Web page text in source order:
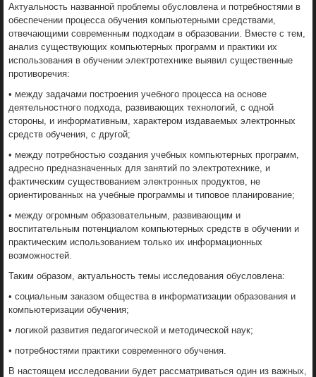
Актуальность названной проблемы обусловлена и потребностями в
обеспечении процесса обучения компьютерными средствами,
отвечающими современным подходам в образовании. Вместе с тем,
анализ существующих компьютерных программ и практики их
использования в обучении электротехнике выявил существенные
противоречия:
• между задачами построения учебного процесса на основе
деятельностного подхода, развивающих технологий, с одной
стороны, и информативным, характером издаваемых электронных
средств обучения, с другой;
• между потребностью создания учебных компьютерных программ,
адресно предназначенных для занятий по электротехнике, и
фактическим существованием электронных продуктов, не
ориентированных на учебные программы и типовое планирование;
• между огромным образовательным, развивающим и
воспитательным потенциалом компьютерных средств в обучении и
практическим использованием только их информационных
возможностей.
Таким образом, актуальность темы исследования обусловлена:
• социальным заказом общества в информатизации образования и
компьютеризации обучения;
• логикой развития педагогической и методической наук;
• потребностями практики современного обучения.
В настоящем исследовании будет рассматриваться один из важных,